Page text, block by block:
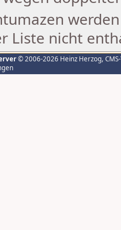
Liste nicht
© 2006-2026 Heinz Herzog,